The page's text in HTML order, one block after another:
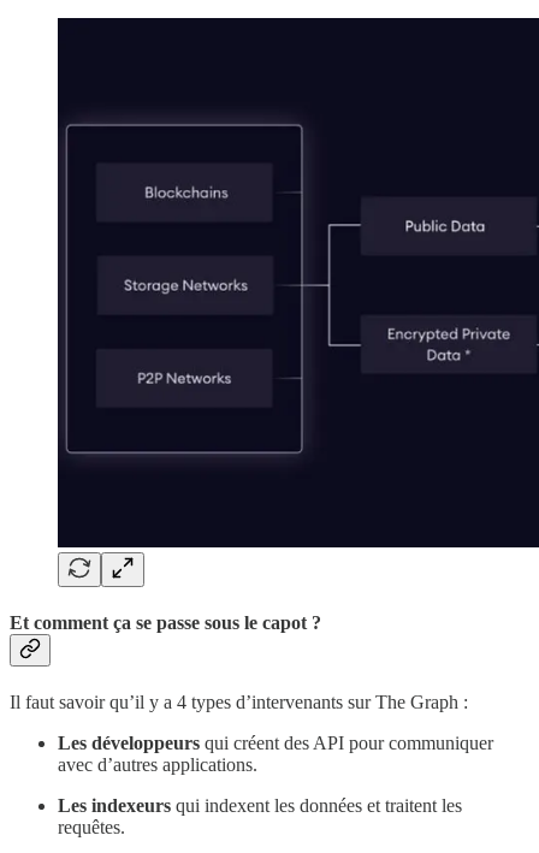
Et comment ça se passe sous le capot ?
Il faut savoir qu’il y a 4 types d’intervenants sur The Graph :
Les développeurs qui créent des API pour communiquer
avec d’autres applications.
Les indexeurs qui indexent les données et traitent les
requêtes.